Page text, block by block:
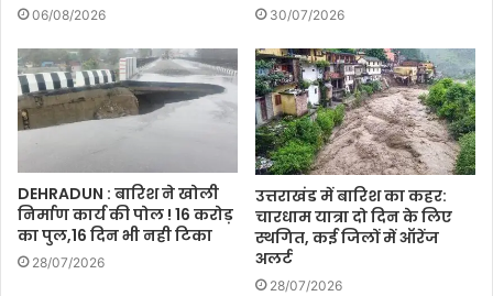
06/08/2026 30/07/2026
DEHRADUN : बारिश ने खोली
निर्माण कार्य की पोल ! 16 करोड़
का पुल,16 दिन भी नही टिका
28/07/2026
उत्तराखंड में बारिश का कहर:
चारधाम यात्रा दो दिन के लिए
स्थगित, कई जिलों में ऑरेंज
अलर्ट
28/07/2026